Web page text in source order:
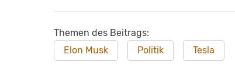
Themen des Beitrags:
Elon Musk
Politik Tesla